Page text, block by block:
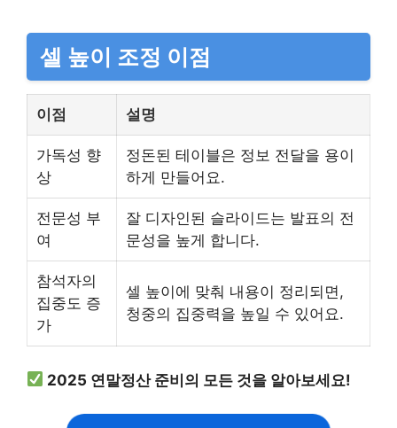
셀 높이 조정 이점
이점 설명
가독성 향
상
정돈된 테이블은 정보 전달을 용이
하게 만들어요.
전문성 부
여
잘 디자인된 슬라이드는 발표의 전
문성을 높게 합니다.
참석자의
집중도 증
가
셀 높이에 맞춰 내용이 정리되면,
청중의 집중력을 높일 수 있어요.
2025 연말정산 준비의 모든 것을 알아보세요!